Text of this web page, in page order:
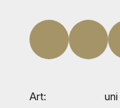
Art
uni